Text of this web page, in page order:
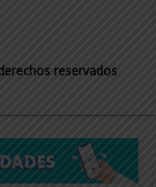
reservados